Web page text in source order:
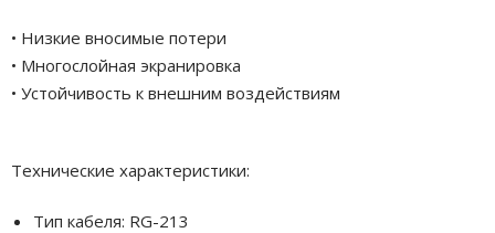
• Низкие вносимые потери
• Многослойная экранировка
• Устойчивость к внешним воздействиям
Технические характеристики:
Тип кабеля: RG-213